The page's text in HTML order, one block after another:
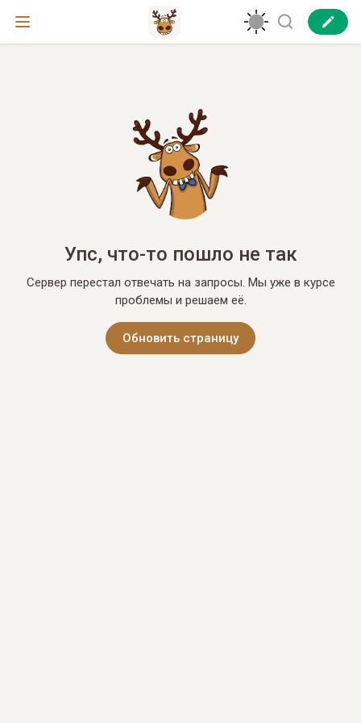
Упс, что-то пошло не так
Сервер перестал отвечать на запросы. Мы уже в курсе
проблемы и решаем её.
Обновить страницу